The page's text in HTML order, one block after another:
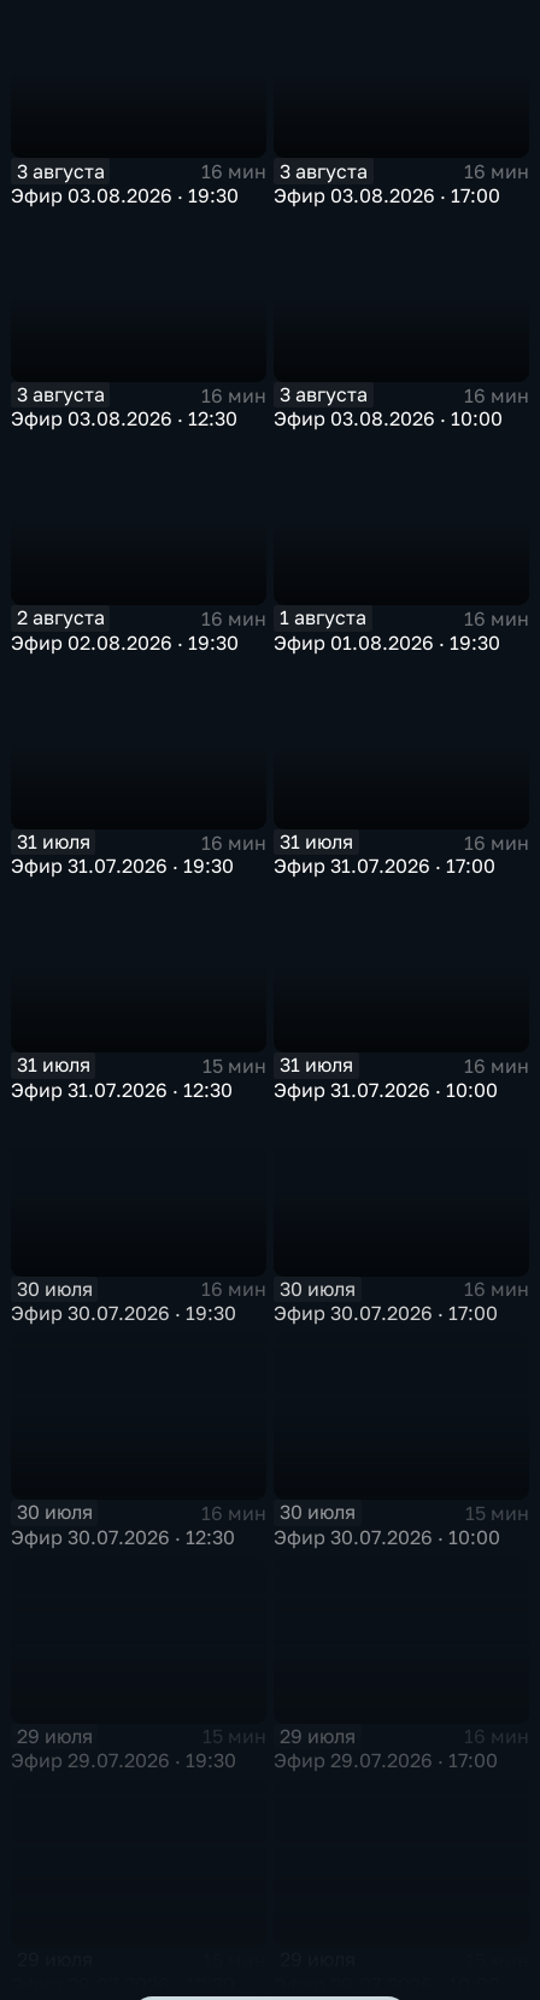
3 августа
16 мин
Эфир 03.08.2026 · 19:30
3 августа
16 мин
Эфир 03.08.2026 · 17:00
3 августа
16 мин
Эфир 03.08.2026 · 12:30
3 августа
16 мин
Эфир 03.08.2026 · 10:00
2 августа
16 мин
Эфир 02.08.2026 · 19:30
1 августа
16 мин
Эфир 01.08.2026 · 19:30
31 июля
16 мин
Эфир 31.07.2026 · 19:30
31 июля
16 мин
Эфир 31.07.2026 · 17:00
31 июля
15 мин
Эфир 31.07.2026 · 12:30
31 июля
16 мин
Эфир 31.07.2026 · 10:00
30 июля
16 мин
Эфир 30.07.2026 · 19:30
30 июля
16 мин
Эфир 30.07.2026 · 17:00
30 июля
16 мин
Эфир 30.07.2026 · 12:30
30 июля
15 мин
Эфир 30.07.2026 · 10:00
29 июля
15 мин
Эфир 29.07.2026 · 19:30
29 июля
16 мин
Эфир 29.07.2026 · 17:00